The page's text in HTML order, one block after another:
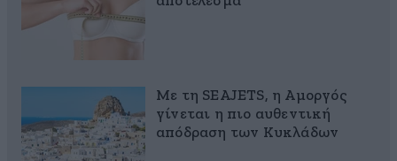
Με τη SEAJETS, η Αμοργός
γίνεται η πιο αυθεντική
απόδραση των Κυκλάδων